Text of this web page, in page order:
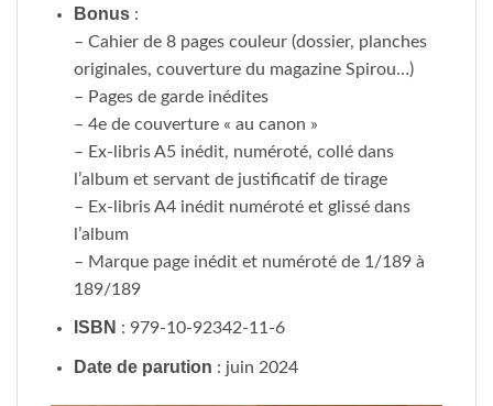
Bonus:
– Cahier de 8 pages couleur (dossier, planches
originales, couverture du magazine Spirou…)
– Pages de garde inédites
– 4e de couverture « au canon »
– Ex-libris A5 inédit, numéroté, collé dans
l’album et servant de justificatif de tirage
– Ex-libris A4 inédit numéroté et glissé dans
l’album
– Marque page inédit et numéroté de 1/189 à
189/189
ISBN : 979-10-92342-11-6
Date de parution : juin 2024